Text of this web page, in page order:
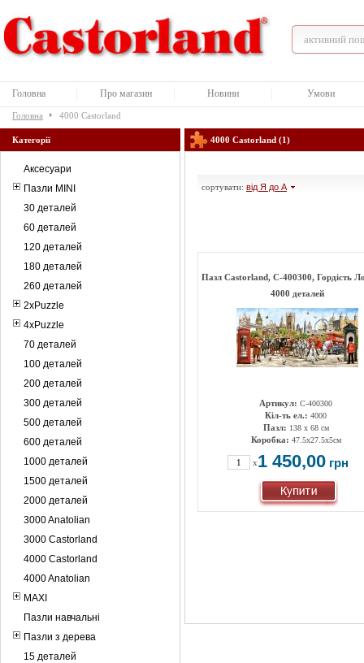
Головна Про магазин Новини Умови
Головна 4000 Castorland
Категорії
Аксесуари
Пазли MINI
30 деталей
60 деталей
120 деталей
180 деталей
260 деталей
2xPuzzle
4xPuzzle
70 деталей
100 деталей
200 деталей
300 деталей
500 деталей
600 деталей
1000 деталей
1500 деталей
2000 деталей
3000 Anatolian
3000 Castorland
4000 Castorland
4000 Anatolian
MAXI
Пазли навчальні
Пазли з дерева
15 деталей
4000 Castorland (1)
сортувати: від Я до А
Пазл Castorland, C-400300, Гордість
4000 деталей
Артикул: C-400300
Кіл-ть ел.: 4000
Пазл: 138 x 68 см
Коробка: 47.5х27.5х5см
x1 450,00 грн